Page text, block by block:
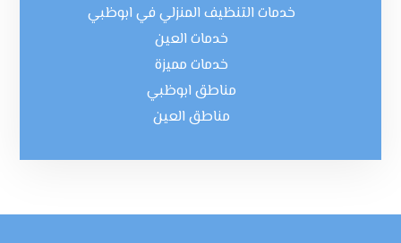
خدمات التنظيف المنزلي في ابوظبي
خدمات العين
خدمات مميزة
مناطق ابوظبي
مناطق العين